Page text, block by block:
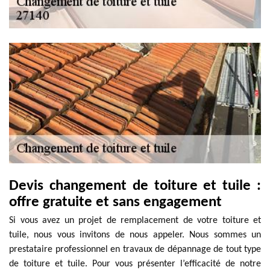
Devis changement de toiture et tuile :
offre gratuite et sans engagement
Si vous avez un projet de remplacement de votre toiture et
tuile, nous vous invitons de nous appeler. Nous sommes un
prestataire professionnel en travaux de dépannage de tout type
de toiture et tuile. Pour vous présenter l’efficacité de notre